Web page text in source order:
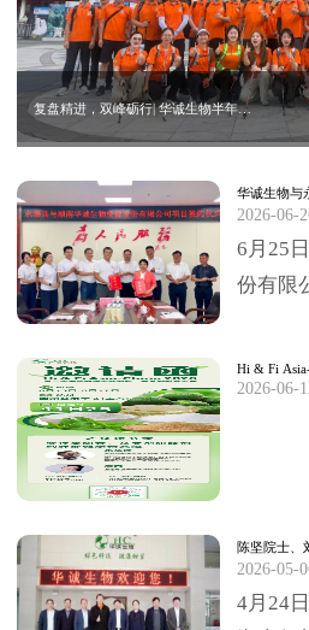
复盘精进，双峰砺行| 华诚生物半年…
华诚生物与
2026-06-
6月25
份有限
举行。
Hi & Fi
2026-06-
陈坚院士、
2026-05-
4月24